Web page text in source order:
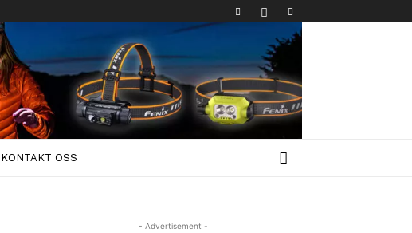
KONTAKT OSS
- Advertisement -